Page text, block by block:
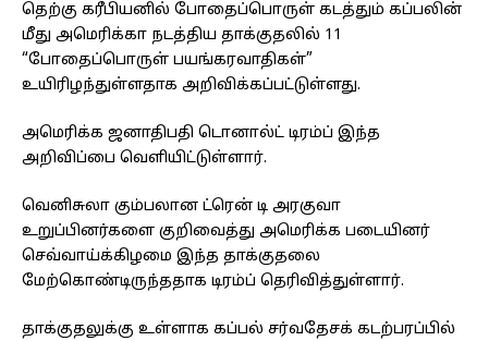
தெற்கு கரீபியனில் போதைப்பொருள் கடத்தும் கப்பலின்
மீது அமெரிக்கா நடத்திய தாக்குதலில் 11
“போதைப்பொருள் பயங்கரவாதிகள்”
உயிரிழந்துள்ளதாக அறிவிக்கப்பட்டுள்ளது.
அமெரிக்க ஜனாதிபதி டொனால்ட் டிரம்ப் இந்த
அறிவிப்பை வெளியிட்டுள்ளார்.
வெனிசுலா கும்பலான ட்ரென் டி அரகுவா
உறுப்பினர்களை குறிவைத்து அமெரிக்க படையினர்
செவ்வாய்க்கிழமை இந்த தாக்குதலை
மேற்கொண்டிருந்ததாக டிரம்ப் தெரிவித்துள்ளார்.
தாக்குதலுக்கு உள்ளாக கப்பல் சர்வதேசக் கடற்பரப்பில்